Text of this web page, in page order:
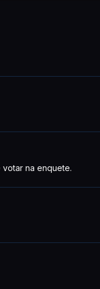
votar na enquete.